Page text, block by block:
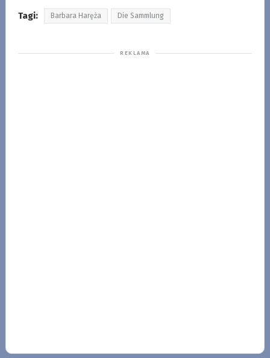
Tagi: Barbara Haręża Die Sammlung